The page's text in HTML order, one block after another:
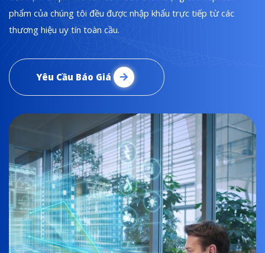
phẩm của chúng tôi đều được nhập khẩu trực tiếp từ các
thương hiệu uy tín toàn cầu.
Yêu Cầu Báo Giá